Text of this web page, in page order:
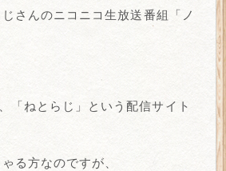
さんのニコニコ生放送番組「ノ
「ねとらじ」という配信サイト
る方なのですが、